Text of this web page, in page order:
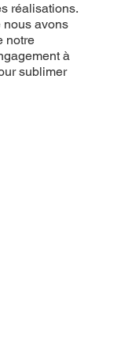
réalisations.
nous avons
notre
à
sublimer